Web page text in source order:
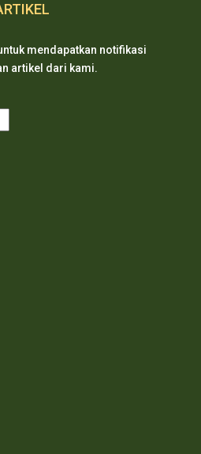
mendapatkan notifikasi
artikel dari kami.